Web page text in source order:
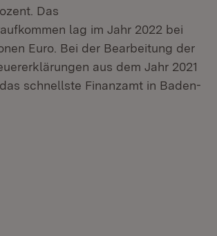
Das
lag im Jahr 2022 bei
Euro. Bei der Bearbeitung der
aus dem Jahr 2021
schnellste Finanzamt in Baden-